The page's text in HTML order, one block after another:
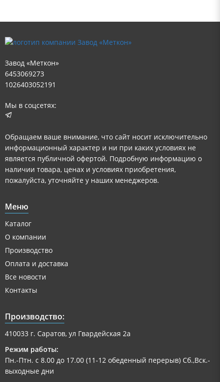
Завод «Меткон»
6453069273
1026403052191
Мы в соцсетях:
Обращаем ваше внимание, что сайт носит исключительно
информационный характер и ни при каких условиях не
является публичной офертой. Подробную информацию о
наличии товара, ценах и условиях приобретения,
пожалуйста, уточняйте у наших менеджеров.
Меню
Каталог
О компании
Производство
Оплата и доставка
Все новости
Контакты
Производство:
410033 г. Саратов, ул Гвардейская 2а
Режим работы:
Пн.-Птн. с 8.00 до 17.00 (11-12 обеденный перерыв) Сб.,Вск.-
выходные дни